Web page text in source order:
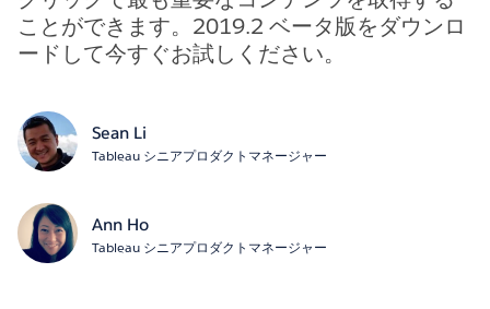
ことができます。2019.2 ベータ版をダウンロ
ードして今すぐお試しください。
Sean Li
Tableau シニアプロダクトマネージャー
Ann Ho
Tableau シニアプロダクトマネージャー